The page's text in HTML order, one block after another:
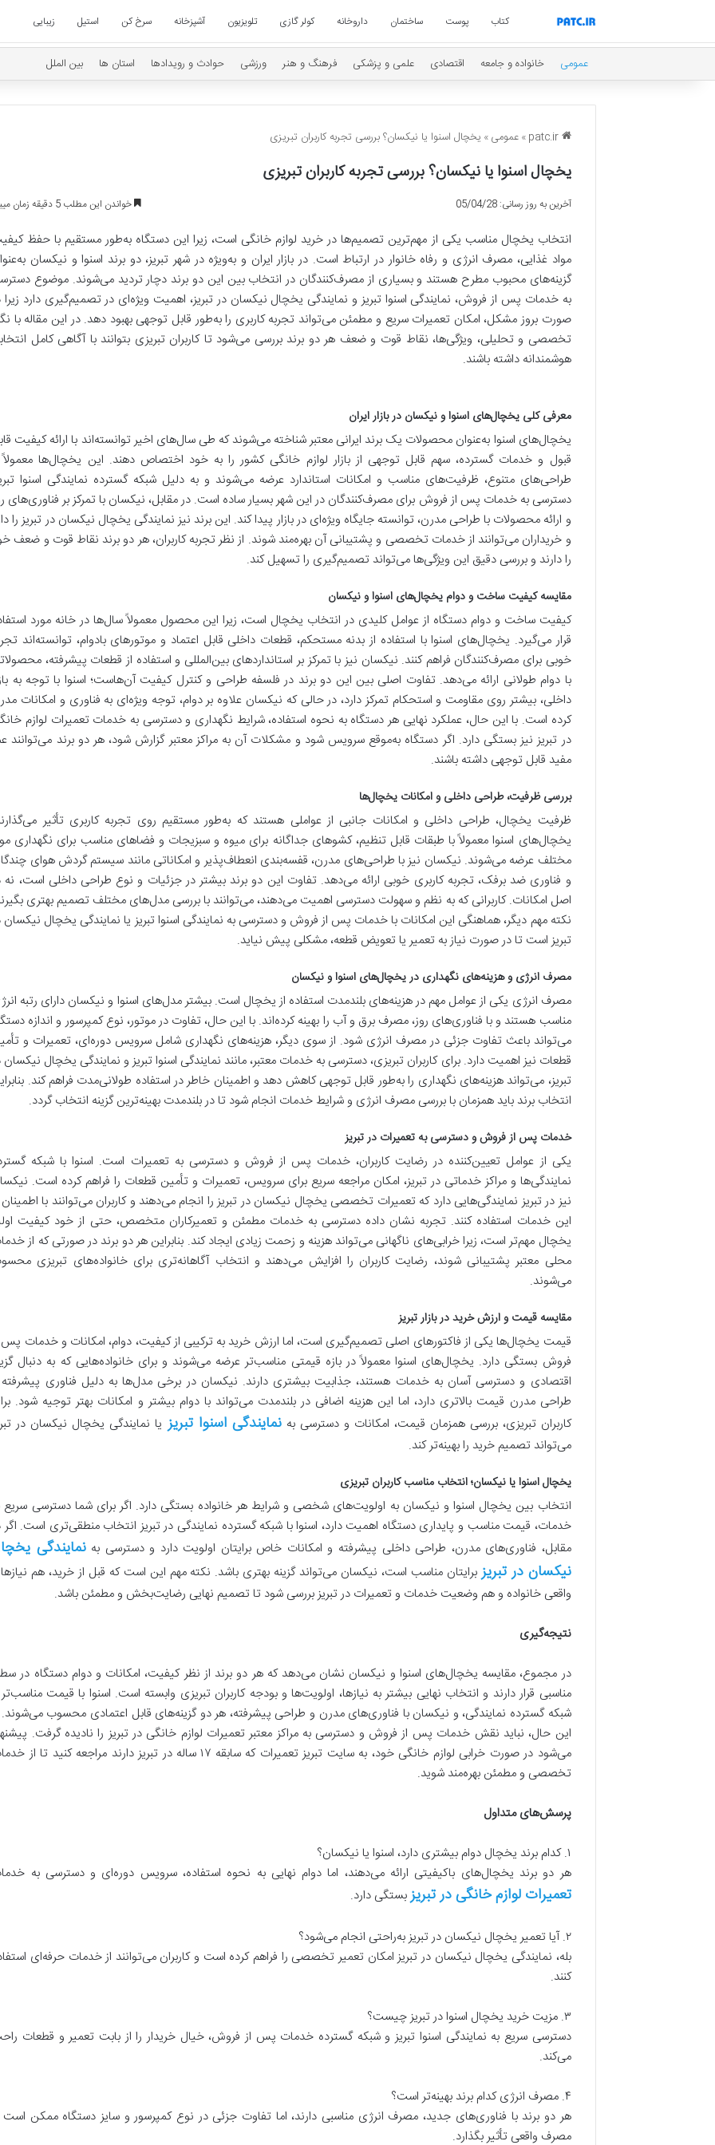
کتاب پوست ساختمان داروخانه کولر گازی تلویزیون آشپزخانه سرخ کن استیل زیبایی
عمومی خانواده و جامعه اقتصادی علمی و پزشکی فرهنگ و هنر ورزشی حوادث و رویدادها استان ها بین الملل
patc.ir
» عمومی » یخچال اسنوا یا نیکسان؟ بررسی تجربه کاربران تبریزی
یخچال اسنوا یا نیکسان؟ بررسی تجربه کاربران تبریزی
آخرین به روز رسانی: 05/04/28 خواندن این مطلب 5 دقیقه زمان میبرد
انتخاب یخچال مناسب یکی از مهم‌ترین تصمیم‌ها در خرید لوازم خانگی است، زیرا این دستگاه به‌طور مستقیم با حفظ
مواد غذایی، مصرف انرژی و رفاه خانوار در ارتباط است. در بازار ایران و به‌ویژه در شهر تبریز، دو برند اسنوا و نیکسان
گزینه‌های محبوب مطرح هستند و بسیاری از مصرف‌کنندگان در انتخاب بین این دو برند دچار تردید می‌شوند. موضوع
به خدمات پس از فروش، نمایندگی اسنوا تبریز و نمایندگی یخچال نیکسان در تبریز، اهمیت ویژه‌ای در تصمیم‌گیری دارد زیرا
صورت بروز مشکل، امکان تعمیرات سریع و مطمئن می‌تواند تجربه کاربری را به‌طور قابل توجهی بهبود دهد. در این مقاله با
تخصصی و تحلیلی، ویژگی‌ها، نقاط قوت و ضعف هر دو برند بررسی می‌شود تا کاربران تبریزی بتوانند با آگاهی کامل
هوشمندانه داشته باشند.
معرفی کلی یخچال‌های اسنوا و نیکسان در بازار ایران
یخچال‌های اسنوا به‌عنوان محصولات یک برند ایرانی معتبر شناخته می‌شوند که طی سال‌های اخیر توانسته‌اند با ارائه کیفیت
قبول و خدمات گسترده، سهم قابل توجهی از بازار لوازم خانگی کشور را به خود اختصاص دهند. این یخچال‌ها معمولاً
طراحی‌های متنوع، ظرفیت‌های مناسب و امکانات استاندارد عرضه می‌شوند و به دلیل شبکه گسترده نمایندگی اسنوا
دسترسی به خدمات پس از فروش برای مصرف‌کنندگان در این شهر بسیار ساده است. در مقابل، نیکسان با تمرکز بر فناوری‌های
و ارائه محصولات با طراحی مدرن، توانسته جایگاه ویژه‌ای در بازار پیدا کند. این برند نیز نمایندگی یخچال نیکسان در تبریز را
و خریداران می‌توانند از خدمات تخصصی و پشتیبانی آن بهره‌مند شوند. از نظر تجربه کاربران، هر دو برند نقاط قوت و ضعف
را دارند و بررسی دقیق این ویژگی‌ها می‌تواند تصمیم‌گیری را تسهیل کند.
مقایسه کیفیت ساخت و دوام یخچال‌های اسنوا و نیکسان
کیفیت ساخت و دوام دستگاه از عوامل کلیدی در انتخاب یخچال است، زیرا این محصول معمولاً سال‌ها در خانه مورد
قرار می‌گیرد. یخچال‌های اسنوا با استفاده از بدنه مستحکم، قطعات داخلی قابل اعتماد و موتورهای بادوام، توانسته‌اند
خوبی برای مصرف‌کنندگان فراهم کنند. نیکسان نیز با تمرکز بر استانداردهای بین‌المللی و استفاده از قطعات پیشرفته،
با دوام طولانی ارائه می‌دهد. تفاوت اصلی بین این دو برند در فلسفه طراحی و کنترل کیفیت آن‌هاست؛ اسنوا با توجه به
داخلی، بیشتر روی مقاومت و استحکام تمرکز دارد، در حالی که نیکسان علاوه بر دوام، توجه ویژه‌ای به فناوری و امکانات
کرده است. با این حال، عملکرد نهایی هر دستگاه به نحوه استفاده، شرایط نگهداری و دسترسی به خدمات تعمیرات لوازم
در تبریز نیز بستگی دارد. اگر دستگاه به‌موقع سرویس شود و مشکلات آن به مراکز معتبر گزارش شود، هر دو برند می‌توانند
مفید قابل توجهی داشته باشند.
بررسی ظرفیت، طراحی داخلی و امکانات یخچال‌ها
ظرفیت یخچال، طراحی داخلی و امکانات جانبی از عواملی هستند که به‌طور مستقیم روی تجربه کاربری تأثیر
یخچال‌های اسنوا معمولاً با طبقات قابل تنظیم، کشوهای جداگانه برای میوه و سبزیجات و فضاهای مناسب برای نگهداری
مختلف عرضه می‌شوند. نیکسان نیز با طراحی‌های مدرن، قفسه‌بندی انعطاف‌پذیر و امکاناتی مانند سیستم گردش هوای
و فناوری ضد برفک، تجربه کاربری خوبی ارائه می‌دهد. تفاوت این دو برند بیشتر در جزئیات و نوع طراحی داخلی است، نه
اصل امکانات. کاربرانی که به نظم و سهولت دسترسی اهمیت می‌دهند، می‌توانند با بررسی مدل‌های مختلف تصمیم بهتری
نکته مهم دیگر، هماهنگی این امکانات با خدمات پس از فروش و دسترسی به نمایندگی اسنوا تبریز یا نمایندگی یخچال نیکسان
تبریز است تا در صورت نیاز به تعمیر یا تعویض قطعه، مشکلی پیش نیاید.
مصرف انرژی و هزینه‌های نگهداری در یخچال‌های اسنوا و نیکسان
مصرف انرژی یکی از عوامل مهم در هزینه‌های بلندمدت استفاده از یخچال است. بیشتر مدل‌های اسنوا و نیکسان دارای رتبه
مناسب هستند و با فناوری‌های روز، مصرف برق و آب را بهینه کرده‌اند. با این حال، تفاوت در موتور، نوع کمپرسور و اندازه
می‌تواند باعث تفاوت جزئی در مصرف انرژی شود. از سوی دیگر، هزینه‌های نگهداری شامل سرویس دوره‌ای، تعمیرات و
قطعات نیز اهمیت دارد. برای کاربران تبریزی، دسترسی به خدمات معتبر، مانند نمایندگی اسنوا تبریز و نمایندگی یخچال نیکسان
تبریز، می‌تواند هزینه‌های نگهداری را به‌طور قابل توجهی کاهش دهد و اطمینان خاطر در استفاده طولانی‌مدت فراهم کند.
انتخاب برند باید همزمان با بررسی مصرف انرژی و شرایط خدمات انجام شود تا در بلندمدت بهینه‌ترین گزینه انتخاب گردد.
خدمات پس از فروش و دسترسی به تعمیرات در تبریز
یکی از عوامل تعیین‌کننده در رضایت کاربران، خدمات پس از فروش و دسترسی به تعمیرات است. اسنوا با شبکه
نمایندگی‌ها و مراکز خدماتی در تبریز، امکان مراجعه سریع برای سرویس، تعمیرات و تأمین قطعات را فراهم کرده است.
نیز در تبریز نمایندگی‌هایی دارد که تعمیرات تخصصی یخچال نیکسان در تبریز را انجام می‌دهند و کاربران می‌توانند با اطمینان
این خدمات استفاده کنند. تجربه نشان داده دسترسی به خدمات مطمئن و تعمیرکاران متخصص، حتی از خود کیفیت
یخچال مهم‌تر است، زیرا خرابی‌های ناگهانی می‌تواند هزینه و زحمت زیادی ایجاد کند. بنابراین هر دو برند در صورتی که از
محلی معتبر پشتیبانی شوند، رضایت کاربران را افزایش می‌دهند و انتخاب آگاهانه‌تری برای خانواده‌های تبریزی
می‌شوند.
مقایسه قیمت و ارزش خرید در بازار تبریز
قیمت یخچال‌ها یکی از فاکتورهای اصلی تصمیم‌گیری است، اما ارزش خرید به ترکیبی از کیفیت، دوام، امکانات و خدمات پس
فروش بستگی دارد. یخچال‌های اسنوا معمولاً در بازه قیمتی مناسب‌تر عرضه می‌شوند و برای خانواده‌هایی که به دنبال
اقتصادی و دسترسی آسان به خدمات هستند، جذابیت بیشتری دارند. نیکسان در برخی مدل‌ها به دلیل فناوری
طراحی مدرن قیمت بالاتری دارد، اما این هزینه اضافی در بلندمدت می‌تواند با دوام بیشتر و امکانات بهتر توجیه شود.
کاربران تبریزی، بررسی همزمان قیمت، امکانات و دسترسی بهنمایندگی اسنوا تبریز یا نمایندگی یخچال نیکسان در
می‌تواند تصمیم خرید را بهینه‌تر کند.
یخچال اسنوا یا نیکسان؛ انتخاب مناسب کاربران تبریزی
انتخاب بین یخچال اسنوا و نیکسان به اولویت‌های شخصی و شرایط هر خانواده بستگی دارد. اگر برای شما دسترسی سریع
خدمات، قیمت مناسب و پایداری دستگاه اهمیت دارد، اسنوا با شبکه گسترده نمایندگی در تبریز انتخاب منطقی‌تری است. اگر
مقابل، فناوری‌های مدرن، طراحی داخلی پیشرفته و امکانات خاص برایتان اولویت دارد و دسترسی بهنمایندگی
نیکسان در تبریزبرایتان مناسب است، نیکسان می‌تواند گزینه بهتری باشد. نکته مهم این است که قبل از خرید، هم
واقعی خانواده و هم وضعیت خدمات و تعمیرات در تبریز بررسی شود تا تصمیم نهایی رضایت‌بخش و مطمئن باشد.
نتیجه‌گیری
در مجموع، مقایسه یخچال‌های اسنوا و نیکسان نشان می‌دهد که هر دو برند از نظر کیفیت، امکانات و دوام دستگاه در
مناسبی قرار دارند و انتخاب نهایی بیشتر به نیازها، اولویت‌ها و بودجه کاربران تبریزی وابسته است. اسنوا با قیمت
شبکه گسترده نمایندگی، و نیکسان با فناوری‌های مدرن و طراحی پیشرفته، هر دو گزینه‌های قابل اعتمادی محسوب می‌شوند.
این حال، نباید نقش خدمات پس از فروش و دسترسی به مراکز معتبر تعمیرات لوازم خانگی در تبریز را نادیده گرفت.
می‌شود در صورت خرابی لوازم خانگی خود، به سایت تبریز تعمیرات که سابقه ۱۷ ساله در تبریز دارند مراجعه کنید تا
تخصصی و مطمئن بهره‌مند شوید.
پرسش‌های متداول
۱. کدام برند یخچال دوام بیشتری دارد، اسنوا یا نیکسان؟
هر دو برند یخچال‌های باکیفیتی ارائه می‌دهند، اما دوام نهایی به نحوه استفاده، سرویس دوره‌ای و دسترسی به
تعمیرات لوازم خانگی در تبریزبستگی دارد.
۲. آیا تعمیر یخچال نیکسان در تبریز به‌راحتی انجام می‌شود؟
بله، نمایندگی یخچال نیکسان در تبریز امکان تعمیر تخصصی را فراهم کرده است و کاربران می‌توانند از خدمات حرفه‌ای
کنند.
۳. مزیت خرید یخچال اسنوا در تبریز چیست؟
دسترسی سریع به نمایندگی اسنوا تبریز و شبکه گسترده خدمات پس از فروش، خیال خریدار را از بابت تعمیر و قطعات
می‌کند.
۴. مصرف انرژی کدام برند بهینه‌تر است؟
هر دو برند با فناوری‌های جدید، مصرف انرژی مناسبی دارند، اما تفاوت جزئی در نوع کمپرسور و سایز دستگاه ممکن است
مصرف واقعی تأثیر بگذارد.